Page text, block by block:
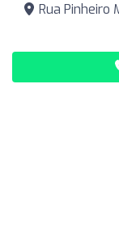
Rua Pinheiro